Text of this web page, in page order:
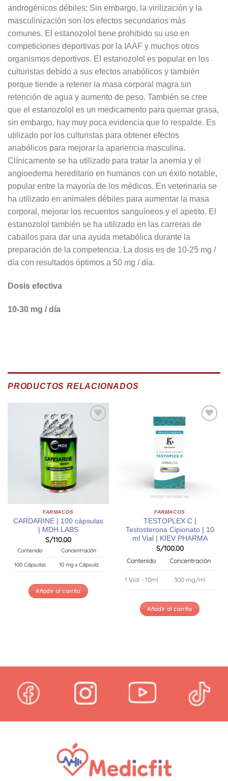
androgénicos débiles; Sin embargo, la virilización y la
masculinización son los efectos secundarios más
comunes. El estanozolol tiene prohibido su uso en
competiciones deportivas por la IAAF y muchos otros
organismos deportivos. El estanozolol es popular en los
culturistas debido a sus efectos anabólicos y también
porque tiende a retener la masa corporal magra sin
retención de agua y aumento de peso. También se cree
que el estanozolol es un medicamento para quemar grasa,
sin embargo, hay muy poca evidencia que lo respalde. Es
utilizado por los culturistas para obtener efectos
anabólicos para mejorar la apariencia masculina.
Clínicamente se ha utilizado para tratar la anemia y el
angioedema hereditario en humanos con un éxito notable,
popular entre la mayoría de los médicos. En veterinaria se
ha utilizado en animales débiles para aumentar la masa
corporal, mejorar los recuentos sanguíneos y el apetito. El
estanozolol también se ha utilizado en las carreras de
caballos para dar una ayuda metabólica durante la
preparación de la competencia. La dosis es de 10-25 mg /
día con resultados óptimos a 50 mg / día.
Dosis efectiva
10-30 mg / día
PRODUCTOS RELACIONADOS
FARMACOS
CARDARINE | 100 cápsulas
| MDH LABS
S/110.00
Contenido Concentración
100 Cápsulas 10 mg x Cápsula
Añadir al carrito
FARMACOS
TESTOPLEX C |
Testosterona Cipionato | 10
ml Vial | KIEV PHARMA
S/100.00
Contenido Concentración
1 Vial - 10ml 300 mg/ml
Añadir al carrito